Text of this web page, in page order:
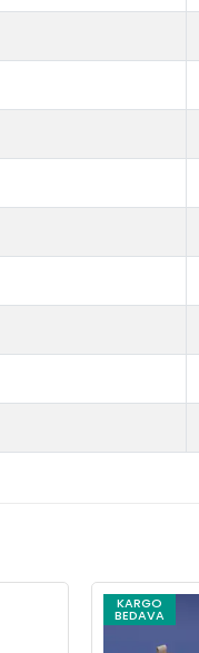
KARGO
BEDAVA